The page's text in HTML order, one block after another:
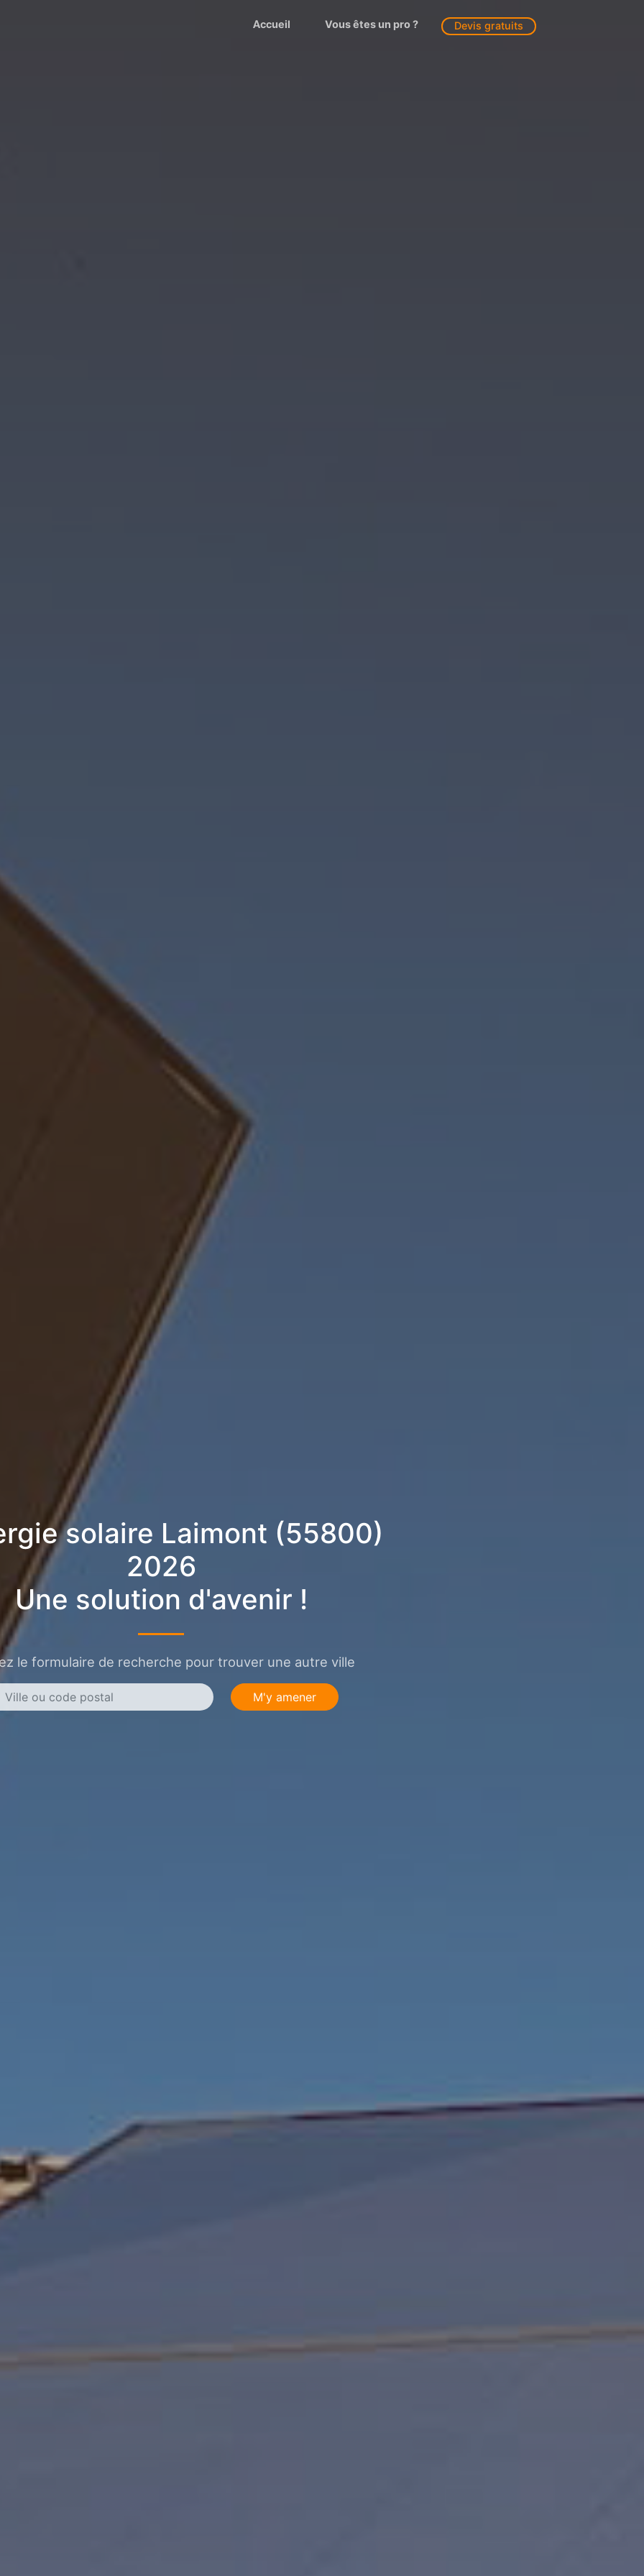
Accueil Vous êtes un pro ? Devis gratuits
solaire Laimont (55800)
2026
Une solution d'avenir !
le formulaire de recherche pour trouver une autre ville
M'y amener